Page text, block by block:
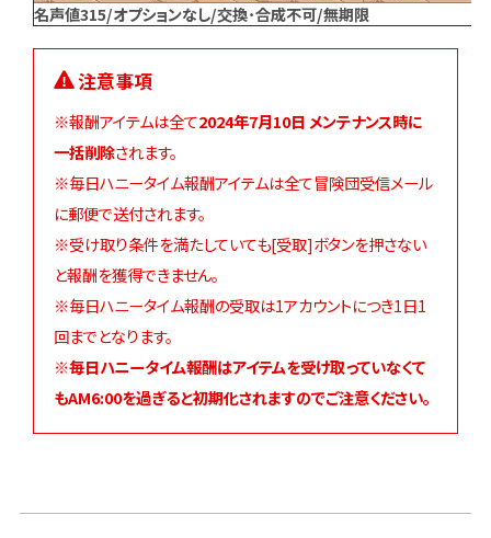
名声値315/オプションなし/交換･合成不可/無期限
注意事項
※報酬アイテムは全て2024年7月10日 メンテナンス時に
一括削除されます。
※毎日ハニータイム報酬アイテムは全て冒険団受信メール
に郵便で送付されます。
※受け取り条件を満たしていても[受取]ボタンを押さない
と報酬を獲得できません。
※毎日ハニータイム報酬の受取は1アカウントにつき1日1
回までとなります。
※毎日ハニータイム報酬はアイテムを受け取っていなくて
もAM6:00を過ぎると初期化されますのでご注意ください。